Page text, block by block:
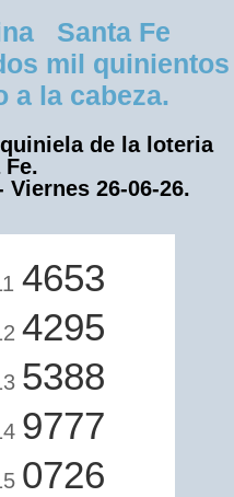
Santa Fe
mil quinientos
a la cabeza.
de la loteria
Fe.
26-06-26.
4653
4295
5388
9777
0726